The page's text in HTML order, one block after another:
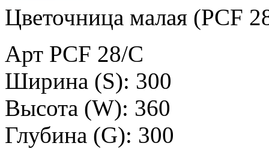
Цветочница малая (PCF
Арт PCF 28/C
Ширина (S): 300
Высота (W): 360
Глубина (G): 300